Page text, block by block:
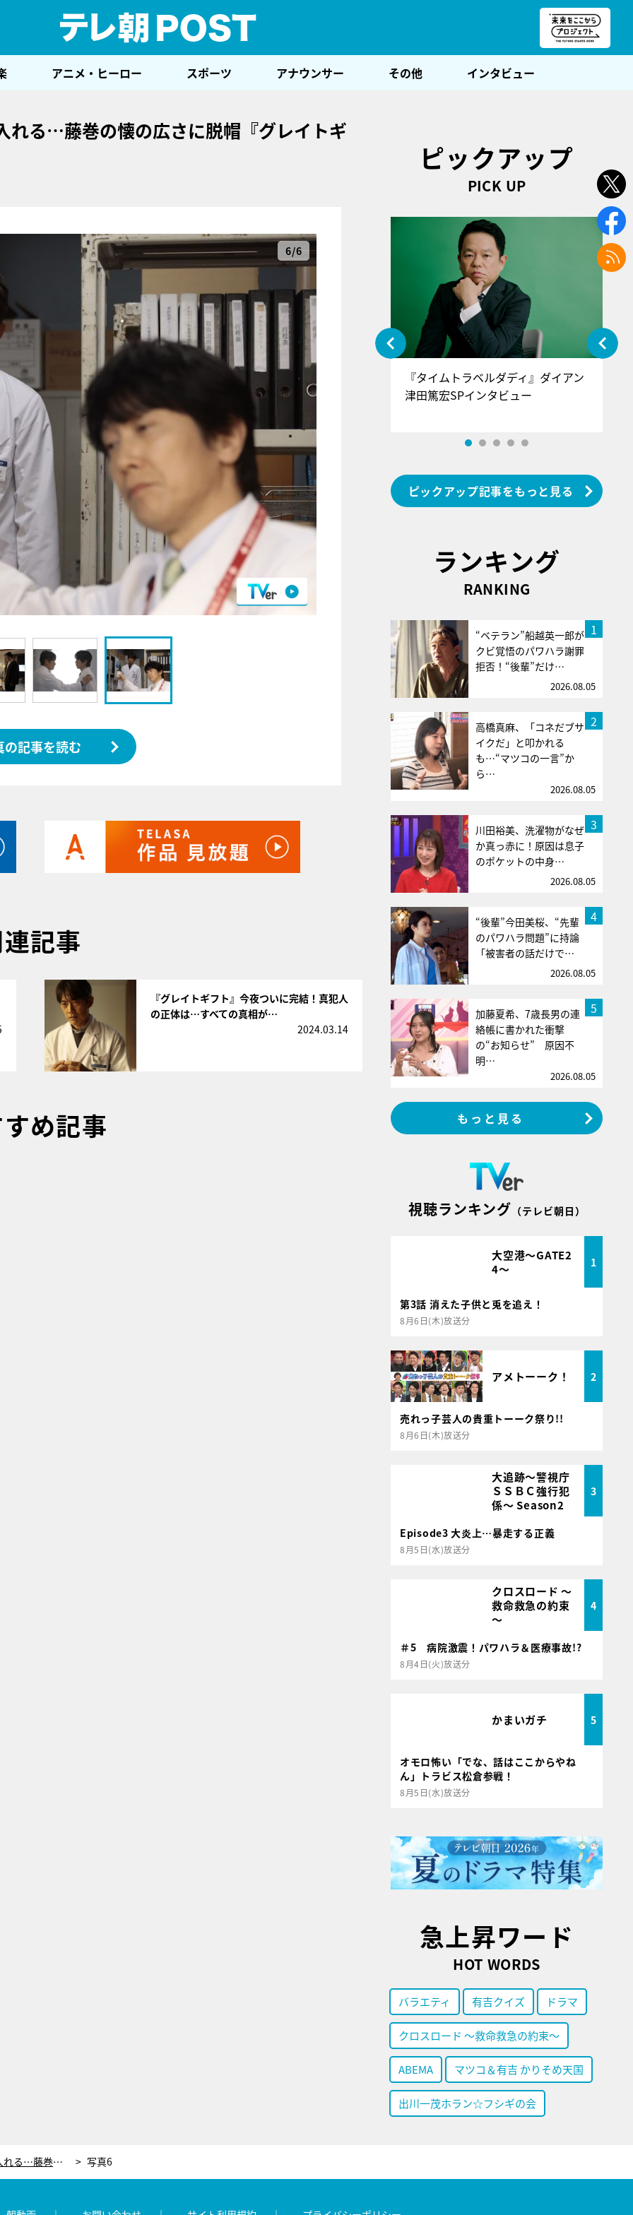
アニメ・ヒーロー スポーツ アナウンサー その他 インタビュー
れる…藤巻の懐の広さに脱帽『グレイトギ
6/6
の記事を読む
記事
『グレイトギフト』今夜ついに完結！真犯人
の正体は…すべての真相が…
2024.03.14
め記事
ピックアップ
PICK UP
『アイ＝ラブ！げーみんぐ』＝LOV
E齋藤樹愛羅＆佐々木舞香SPインタ
ビュー
『タイムトラベルダディ』ダイアン
津田篤宏SPインタビュー
ピックアップ記事をもっと見る
ランキング
RANKING
1
“ベテラン”船越英一郎が
クビ覚悟のパワハラ謝罪
拒否！“後輩”だけ…
2026.08.05
2
高橋真麻、「コネだブサ
イクだ」と叩かれる
も…“マツコの一言”か
ら…
2026.08.05
3
川田裕美、洗濯物がなぜ
か真っ赤に！原因は息子
のポケットの中身…
2026.08.05
4
“後輩”今田美桜、“先輩
のパワハラ問題”に持論
「被害者の話だけで…
2026.08.05
5
加藤夏希、7歳長男の連
絡帳に書かれた衝撃
の“お知らせ” 原因不
明…
2026.08.05
もっと見る
視聴ランキング （テレビ朝日）
大空港～GATE2
4～
1
第3話 消えた子供と兎を追え！
8月6日(木)放送分
アメトーーク！ 2
売れっ子芸人の貴重トーーク祭り!!
8月6日(木)放送分
大追跡～警視庁
ＳＳＢＣ強行犯
係～ Season2
3
Episode3 大炎上…暴走する正義
8月5日(水)放送分
クロスロード ～
救命救急の約束
～
4
＃5 病院激震！パワハラ＆医療事故!?
8月4日(火)放送分
かまいガチ 5
オモロ怖い「でな、話はここからやね
ん」トラビス松倉参戦！
8月5日(水)放送分
急上昇ワード
HOT WORDS
バラエティ 有吉クイズ ドラマ
クロスロード ～救命救急の約束～
ABEMA マツコ＆有吉 かりそめ天国
出川一茂ホラン☆フシギの会
“唯一の友だち”の裏切りも受け入れる…藤巻の懐の広さに脱帽『グレイトギフト』第6話＜ネタバレあり＞ 写真6